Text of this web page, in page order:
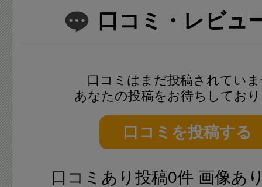
口コミ・レビュ
口コミはまだ投稿されてい
あなたの投稿をお待ちしてお
口コミを投稿する
口コミあり投稿0件 画像あ